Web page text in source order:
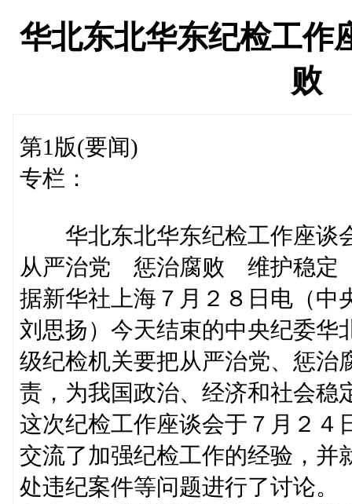
华北东北华东纪检工
败
第1版(要闻)
专栏：
华北东北华东纪检工作座谈
从严治党 惩治腐败 维护稳定
据新华社上海７月２８日电（中
刘思扬）今天结束的中央纪委华
级纪检机关要把从严治党、惩治
责，为我国政治、经济和社会稳
这次纪检工作座谈会于７月２４
交流了加强纪检工作的经验，并
处违纪案件等问题进行了讨论。